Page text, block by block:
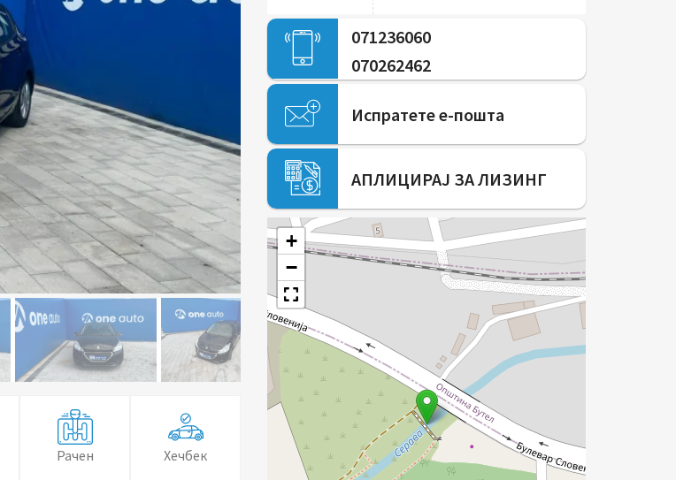
Рачен Хечбек
071236060
070262462
Испратете е-пошта
АПЛИЦИРАЈ ЗА ЛИЗИНГ
+
−